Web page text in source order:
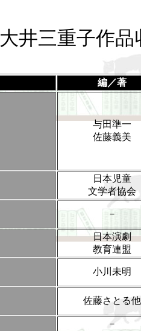
大井三重子作品
編／著
与田準一
佐藤義美
日本児童
文学者協会
－
日本演劇
教育連盟
小川未明
佐藤さとる他
－